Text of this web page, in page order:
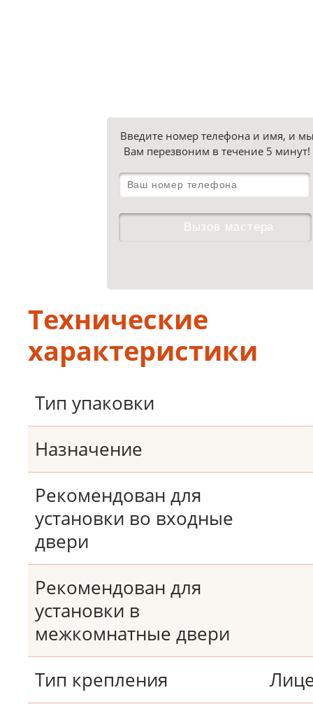
Введите номер телефона и имя, и
Вам перезвоним в течение 5 минут!
Технические
характеристики
Тип упаковки
Назначение
Рекомендован для
установки во входные
двери
Рекомендован для
установки в
межкомнатные двери
Тип крепления